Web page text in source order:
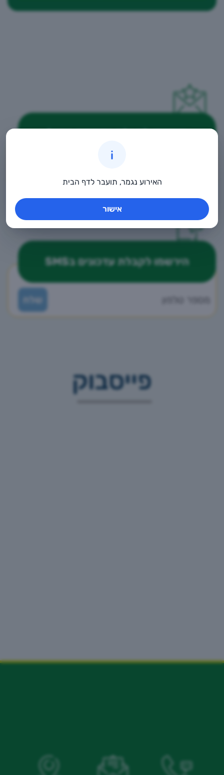
הירשמו לקבלת עדכונים בSMS
פייסבוק
האירוע נגמר, תועבר לדף הבית
אישור